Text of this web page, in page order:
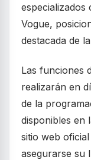
especializados
Vogue,
destacada de
Las funciones
realizarán en
de la
disponibles en
sitio web
asegurarse su